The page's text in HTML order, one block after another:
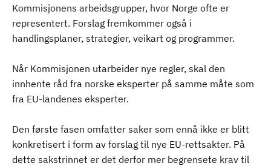
Kommisjonens arbeidsgrupper, hvor Norge ofte er
representert. Forslag fremkommer også i
handlingsplaner, strategier, veikart og programmer.
Når Kommisjonen utarbeider nye regler, skal den
innhente råd fra norske eksperter på samme måte som
fra EU-landenes eksperter.
Den første fasen omfatter saker som ennå ikke er blitt
konkretisert i form av forslag til nye EU-rettsakter. På
dette sakstrinnet er det derfor mer begrensete krav til